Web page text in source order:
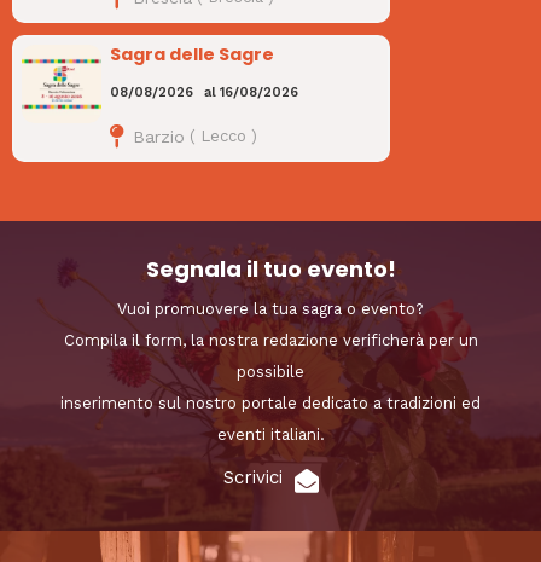
Sagra delle Sagre
08/08/2026 al 16/08/2026
Barzio ( Lecco )
Segnala il tuo evento!
Vuoi promuovere la tua sagra o evento?
Compila il form, la nostra redazione verificherà per un
possibile
inserimento sul nostro portale dedicato a tradizioni ed
eventi italiani.
Scrivici